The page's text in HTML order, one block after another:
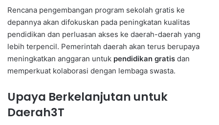
Rencana pengembangan program sekolah gratis ke
depannya akan difokuskan pada peningkatan kualitas
pendidikan dan perluasan akses ke daerah-daerah yang
lebih terpencil. Pemerintah daerah akan terus berupaya
meningkatkan anggaran untuk pendidikan gratis dan
memperkuat kolaborasi dengan lembaga swasta.
Upaya Berkelanjutan untuk
Daerah3T